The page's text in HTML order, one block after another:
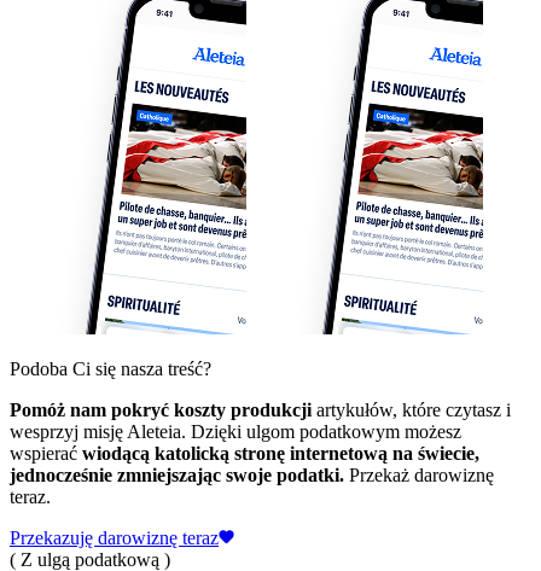
Podoba Ci się nasza treść?
Pomóż nam pokryć koszty produkcji artykułów, które czytasz i
wesprzyj misję Aleteia. Dzięki ulgom podatkowym możesz
wspierać wiodącą katolicką stronę internetową na świecie,
jednocześnie zmniejszając swoje podatki. Przekaż darowiznę
teraz.
Przekazuję darowiznę teraz
( Z ulgą podatkową )